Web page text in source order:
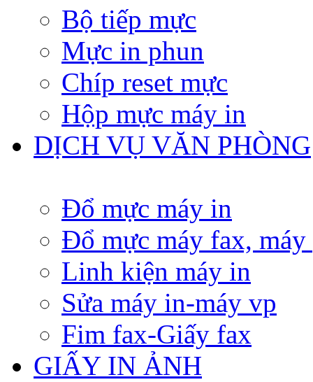
Bộ tiếp mực
Mực in phun
Chíp reset mực
Hộp mực máy in
DỊCH VỤ VĂN PHÒNG
Đổ mực máy in
Đổ mực máy fax, máy
Linh kiện máy in
Sửa máy in-máy vp
Fim fax-Giấy fax
GIẤY IN ẢNH